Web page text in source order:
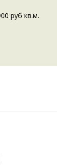
руб кв.м.